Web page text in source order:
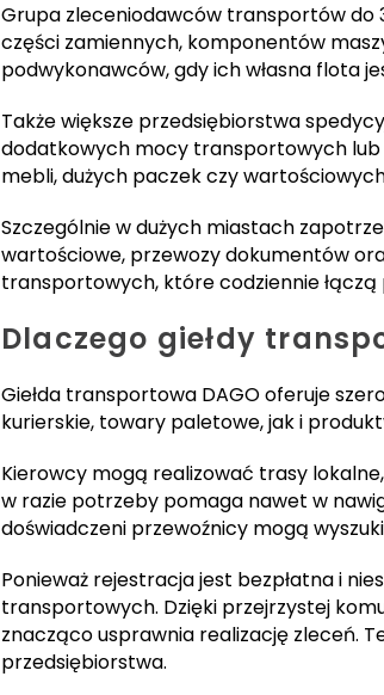
Grupa zleceniodawców transportów do
części zamiennych, komponentów
podwykonawców, gdy ich własna flota
Także większe przedsiębiorstwa
dodatkowych mocy transportowych lub
mebli, dużych paczek czy
Szczególnie w dużych miastach
wartościowe, przewozy dokumentów
transportowych, które codziennie łączą
Dlaczego giełdy
Giełda transportowa DAGO oferuje
kurierskie, towary paletowe, jak i
Kierowcy mogą realizować trasy
w razie potrzeby pomaga nawet w
doświadczeni przewoźnicy mogą
Ponieważ rejestracja jest bezpłatna i
transportowych. Dzięki przejrzystej
znacząco usprawnia realizację zleceń.
przedsiębiorstwa.